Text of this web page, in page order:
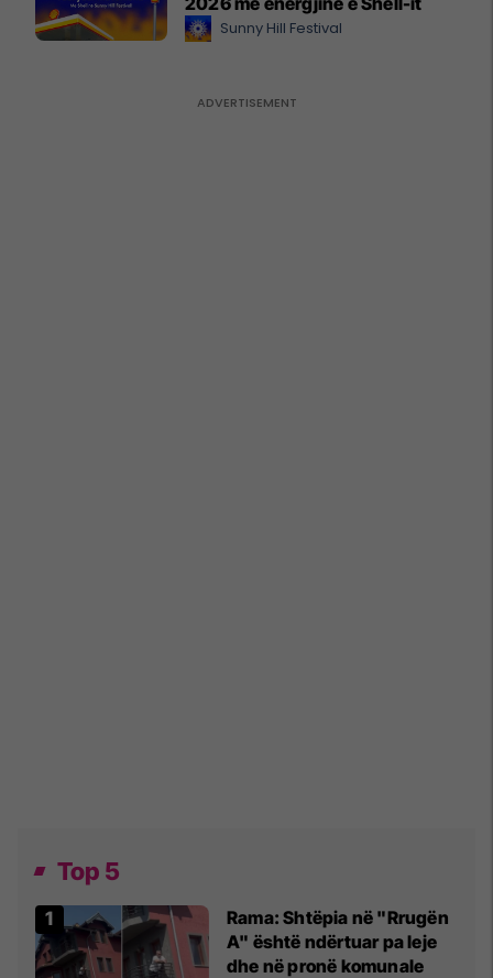
Sunny Hill Festival
Top 5
Rama: Shtëpia në "Rrugën
A" është ndërtuar pa leje
dhe në pronë komunale